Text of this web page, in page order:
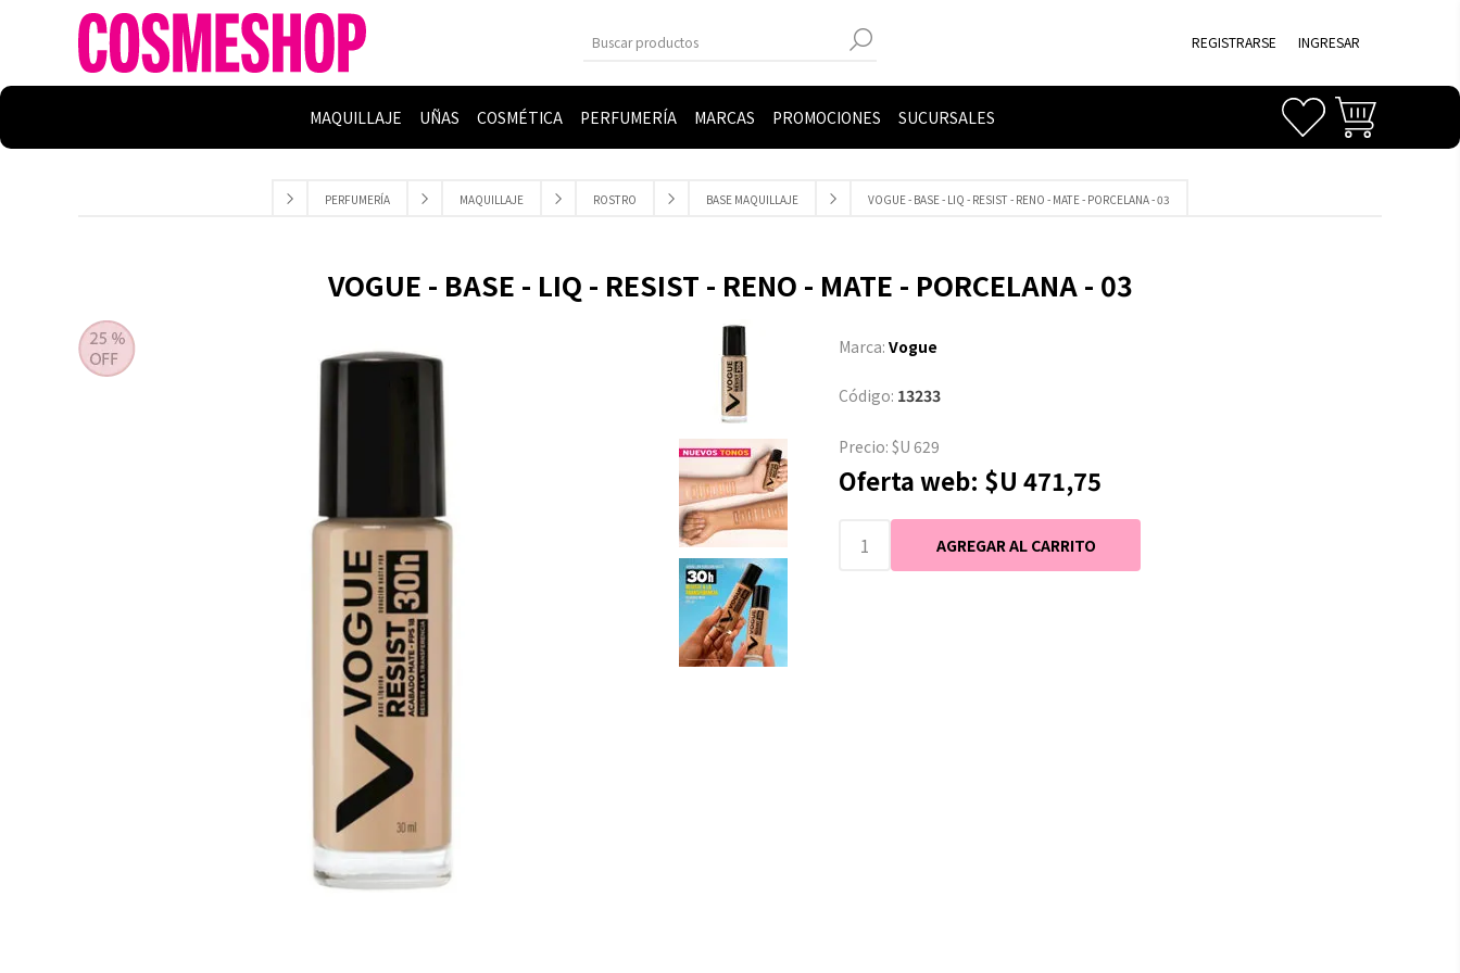
REGISTRARSE INGRESAR
MAQUILLAJE UÑAS COSMÉTICA PERFUMERÍA MARCAS PROMOCIONES SUCURSALES
PERFUMERÍA MAQUILLAJE ROSTRO BASE MAQUILLAJE VOGUE - BASE - LIQ - RESIST - RENO - MATE - PORCELANA - 03
VOGUE - BASE - LIQ - RESIST - RENO - MATE - PORCELANA - 03
Marca: Vogue
Código: 13233
Precio: $U 629
Oferta web: $U 471,75